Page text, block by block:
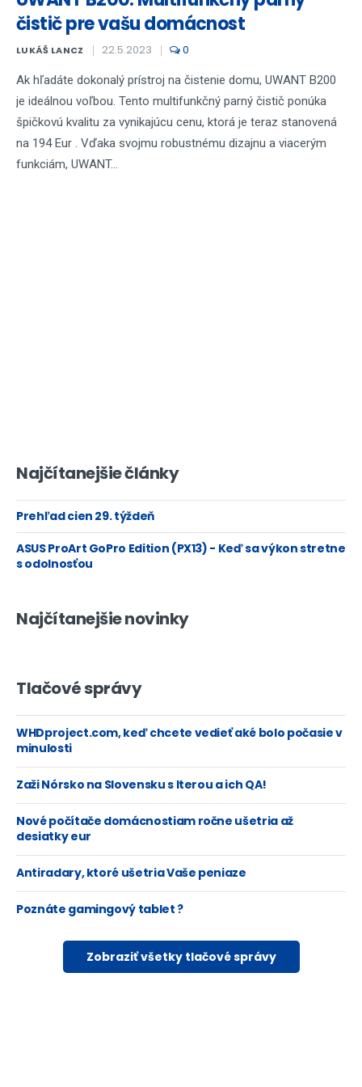
čistič pre vašu domácnost
LUKÁŠ LANCZ 22.5.2023 0
Ak hľadáte dokonalý prístroj na čistenie domu, UWANT B200
je ideálnou voľbou. Tento multifunkčný parný čistič ponúka
špičkovú kvalitu za vynikajúcu cenu, ktorá je teraz stanovená
na 194 Eur . Vďaka svojmu robustnému dizajnu a viacerým
funkciám, UWANT...
Najčítanejšie články
Prehľad cien 29. týždeň
ASUS ProArt GoPro Edition (PX13) - Keď sa výkon stretne
s odolnosťou
Najčítanejšie novinky
Tlačové správy
WHDproject.com, keď chcete vedieť aké bolo počasie v
minulosti
Zaži Nórsko na Slovensku s Iterou a ich QA!
Nové počítače domácnostiam ročne ušetria až
desiatky eur
Antiradary, ktoré ušetria Vaše peniaze
Poznáte gamingový tablet ?
Zobraziť všetky tlačové správy